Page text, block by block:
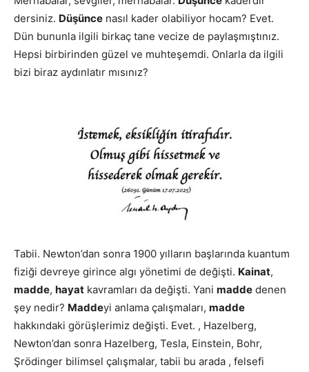
dersiniz. Düşünce nasıl kader olabiliyor hocam? Evet.
Dün bununla ilgili birkaç tane vecize de paylaşmıştınız.
Hepsi birbirinden güzel ve muhteşemdi. Onlarla da ilgili
bizi biraz aydınlatır mısınız?
Tabii. Newton’dan sonra 1900 yılların başlarında kuantum
fiziği devreye girince algı yönetimi de değişti. Kainat,
madde, hayat kavramları da değişti. Yani madde denen
şey nedir? Maddeyi anlama çalışmaları, madde
hakkındaki görüşlerimiz değişti. Evet. , Hazelberg,
Newton’dan sonra Hazelberg, Tesla, Einstein, Bohr,
Şrödinger bilimsel çalışmalar, tabii bu arada , felsefi